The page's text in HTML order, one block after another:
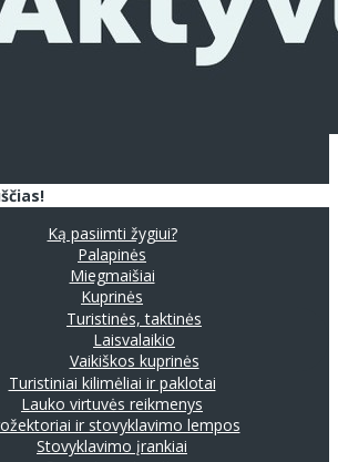
Ką pasiimti žygiui?
Palapinės
Miegmaišiai
Kuprinės
Turistinės, taktinės
Laisvalaikio
Vaikiškos kuprinės
Turistiniai kilimėliai ir paklotai
Lauko virtuvės reikmenys
ir stovyklavimo lempos
Stovyklavimo įrankiai